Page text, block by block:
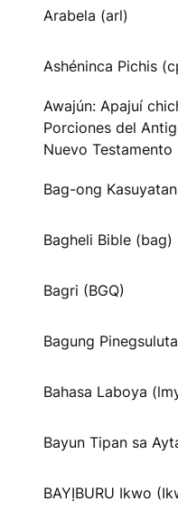
Arabela (arl)
Ashéninca Pichis
Awajún: Apajuí
Porciones del
Nuevo Testamento
Bag-ong
Bagheli Bible (bag)
Bagri (BGQ)
Bagung
Bahasa Laboya
Bayun Tipan sa
BAYỊBURU Ikwo